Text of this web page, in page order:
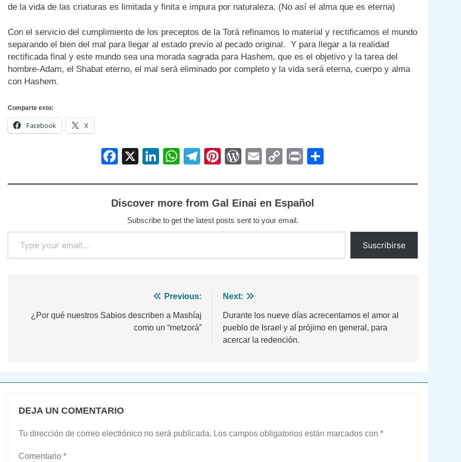
de la vida de las criaturas es limitada y finita e impura por naturaleza. (No así el alma que es eterna)
Con el servicio del cumplimiento de los preceptos de la Torá refinamos lo material y rectificamos el mundo
separando el bien del mal para llegar al estado previo al pecado original. Y para llegar a la realidad
rectificada final y este mundo sea una morada sagrada para Hashem, que es el objetivo y la tarea del
hombre-Adam, el Shabat eterno, el mal será eliminado por completo y la vida será eterna, cuerpo y alma
con Hashem.
Comparte esto:
Facebook X
Facebook
X LinkedIn
WhatsApp
Telegram
Pinterest
WordPress
EmailCopy
Print
Discover more from Gal Einai en Español
Subscribe to get the latest posts sent to your email.
Type your email…
Suscribirse
de
Previous:
¿Por qué nuestros Sabios describen a Mashíaj
como un “metzorá”
Next:
Durante los nueve días acrecentamos el amor al
pueblo de Israel y al prójimo en general, para
acercar la redención.
DEJA UN COMENTARIO
Tu dirección de correo electrónico no será publicada. Los campos obligatorios están marcados con *
Comentario *